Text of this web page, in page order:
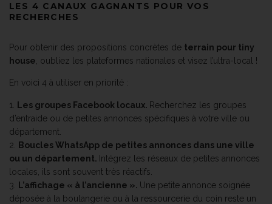
LES 4 CANAUX GAGNANTS POUR VOS
RECHERCHES
Pour obtenir des propositions concrètes de terrain pour tiny
house , oubliez les plateformes nationales et visez l’ultra-local !
En voici 4 à utiliser en priorité :
Les groupes Facebook locaux. Recherchez les groupes
d’entraide ou de petites annonces spécifiques à votre ville ou
département.
Boucles WhatsApp de petites annonces dans une ville
ou un département. Intégrez les réseaux de petites annonces
locales, ils sont souvent très réactifs.
L’affichage « à l’ancienne ». Une petite annonce soignée
déposée à la boulangerie ou à la ressourcerie du coin reste un